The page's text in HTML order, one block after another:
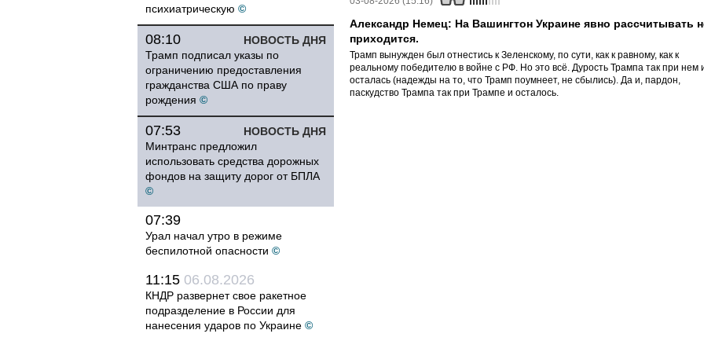
психиатрическую ©
НОВОСТЬ ДНЯ
08:10
Трамп подписал указы по
ограничению предоставления
гражданства США по праву
рождения ©
НОВОСТЬ ДНЯ
07:53
Минтранс предложил
использовать средства дорожных
фондов на защиту дорог от БПЛА
©
07:39
Урал начал утро в режиме
беспилотной опасности ©
11:15 06.08.2026
КНДР развернет свое ракетное
подразделение в России для
нанесения ударов по Украине ©
Александр Немец: На Вашингтон Украине явно рассчитывать
приходится.
Трамп вынужден был отнестись к Зеленскому, по сути, как к равному, как к
реальному победителю в войне с РФ. Но это всё. Дурость Трампа так при нем
осталась (надежды на то, что Трамп поумнеет, не сбылись). Да и, пардон,
паскудство Трампа так при Трампе и осталось.